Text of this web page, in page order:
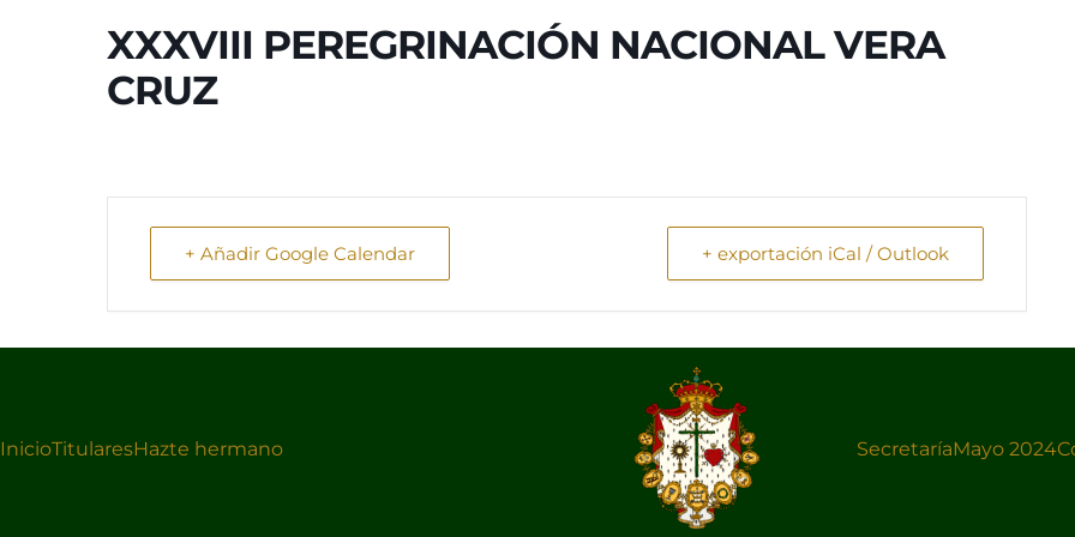
XXXVIII PEREGRINACIÓN NACIONAL VERA
CRUZ
+ Añadir Google Calendar + exportación iCal / Outlook
InicioTitularesHazte hermano SecretaríaMayo 2024